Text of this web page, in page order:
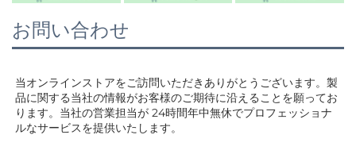
お問い合わせ
当オンラインストアをご訪問いただきありがとうございます。製
品に関する当社の情報がお客様のご期待に沿えることを願ってお
ります。当社の営業担当が 24時間年中無休でプロフェッショナ
ルなサービスを提供いたします。